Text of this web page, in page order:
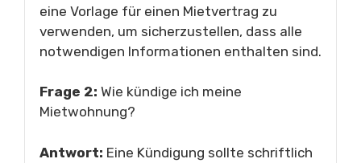
eine Vorlage für einen Mietvertrag zu
verwenden, um sicherzustellen, dass alle
notwendigen Informationen enthalten sind.
Frage 2: Wie kündige ich meine
Mietwohnung?
Antwort: Eine Kündigung sollte schriftlich